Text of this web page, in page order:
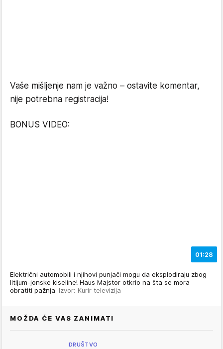
Vaše mišljenje nam je važno – ostavite komentar,
nije potrebna registracija!
BONUS VIDEO:
01:28
Električni automobili i njihovi punjači mogu da eksplodiraju zbog
litijum-jonske kiseline! Haus Majstor otkrio na šta se mora
obratiti pažnja Izvor: Kurir televizija
MOŽDA ĆE VAS ZANIMATI
DRUŠTVO